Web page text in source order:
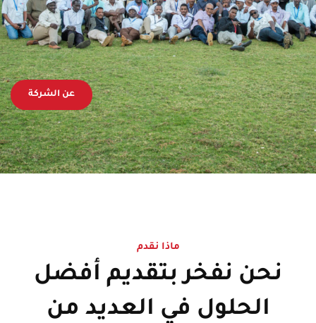
عن الشركة
ماذا نقدم
نحن نفخر بتقديم أفضل
الحلول في العديد من